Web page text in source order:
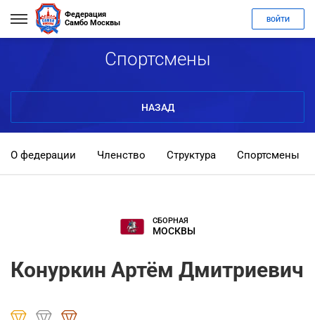
Федерация
Самбо Москвы
ВОЙТИ
Спортсмены
НАЗАД
О федерации Членство Структура Спортсмены
СБОРНАЯ
МОСКВЫ
Конуркин Артём Дмитриевич